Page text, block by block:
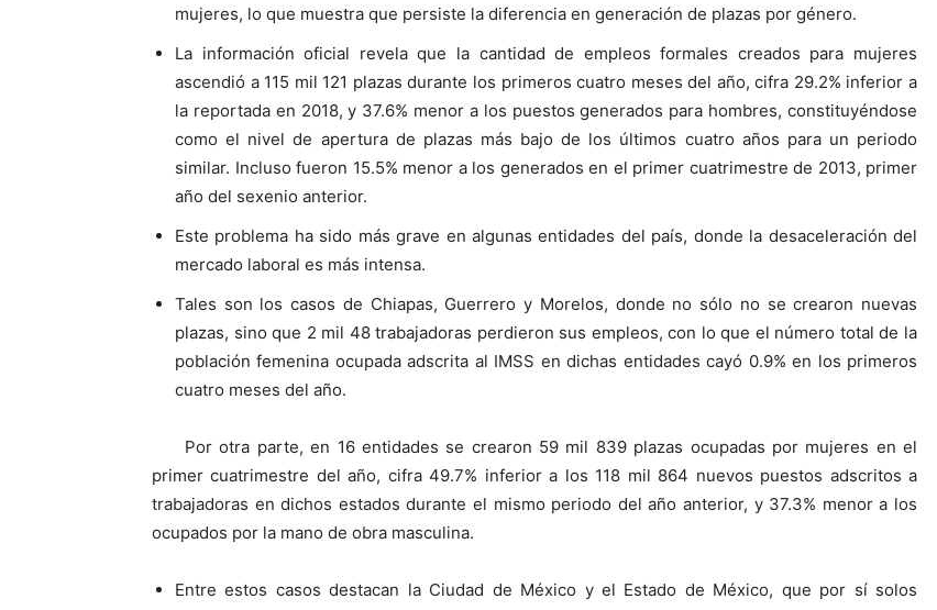
mujeres, lo que muestra que persiste la diferencia en generación de plazas por género.
La información oficial revela que la cantidad de empleos formales creados para mujeres
ascendió a 115 mil 121 plazas durante los primeros cuatro meses del año, cifra 29.2% inferior a
la reportada en 2018, y 37.6% menor a los puestos generados para hombres, constituyéndose
como el nivel de apertura de plazas más bajo de los últimos cuatro años para un periodo
similar. Incluso fueron 15.5% menor a los generados en el primer cuatrimestre de 2013, primer
año del sexenio anterior.
Este problema ha sido más grave en algunas entidades del país, donde la desaceleración del
mercado laboral es más intensa.
Tales son los casos de Chiapas, Guerrero y Morelos, donde no sólo no se crearon nuevas
plazas, sino que 2 mil 48 trabajadoras perdieron sus empleos, con lo que el número total de la
población femenina ocupada adscrita al IMSS en dichas entidades cayó 0.9% en los primeros
cuatro meses del año.
Por otra parte, en 16 entidades se crearon 59 mil 839 plazas ocupadas por mujeres en el
primer cuatrimestre del año, cifra 49.7% inferior a los 118 mil 864 nuevos puestos adscritos a
trabajadoras en dichos estados durante el mismo periodo del año anterior, y 37.3% menor a los
ocupados por la mano de obra masculina.
Entre estos casos destacan la Ciudad de México y el Estado de México, que por sí solos